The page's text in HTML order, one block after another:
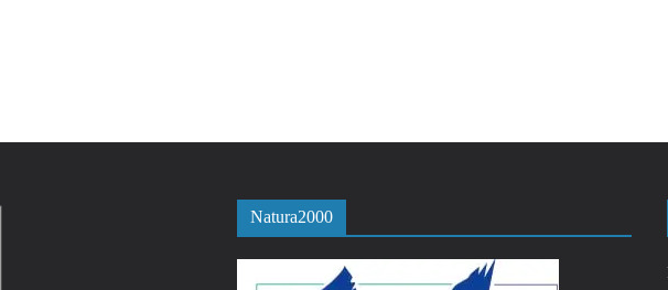
Natura2000